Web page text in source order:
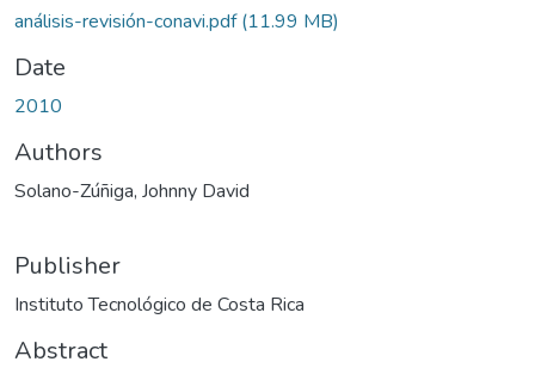
análisis-revisión-conavi.pdf(11.99 MB)
Date
2010
Authors
Solano-Zúñiga, Johnny David
Publisher
Instituto Tecnológico de Costa Rica
Abstract